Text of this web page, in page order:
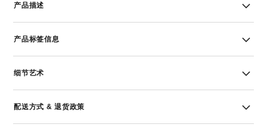
产品描述
产品标签信息
细节艺术
配送方式 & 退货政策